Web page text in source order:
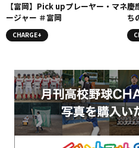
【富岡】Pick upプレーヤー・マネ
ージャー ＃富岡
CHARGE+
慶
ち